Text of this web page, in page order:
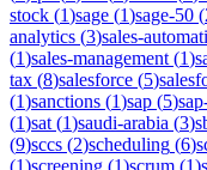
stock (1)sage (1)sage-50 (
analytics (3)sales-
(1)sales-management (1)
tax (8)salesforce (5)
(1)sanctions (1)sap (5)
(1)sat (1)saudi-arabia (3)
(9)sccs (2)scheduling (6)
(1)screening (1)scrum (1)